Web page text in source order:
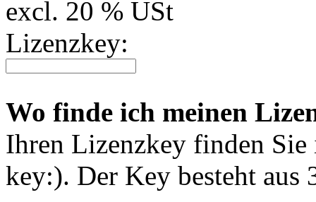
excl. 20 % USt
Lizenzkey:
Wo finde ich meinen
Ihren Lizenzkey finden
key:). Der Key besteht aus